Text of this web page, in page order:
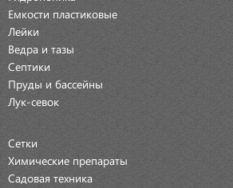
Емкости пластиковые
Лейки
Ведра и тазы
Септики
Пруды и бассейны
Лук-севок
Сетки
Химические препараты
Садовая техника